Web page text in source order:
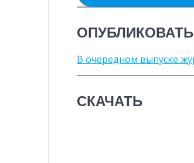
В очередном выпуске
СКАЧАТЬ